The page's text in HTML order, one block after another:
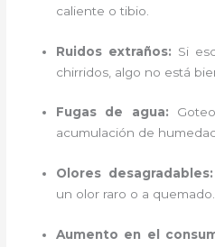
caliente o tibio.
Ruidos extraños: Si
chirridos, algo no está
Fugas de agua:
acumulación de
Olores desagradables:
un olor raro o a quemado.
Aumento en el